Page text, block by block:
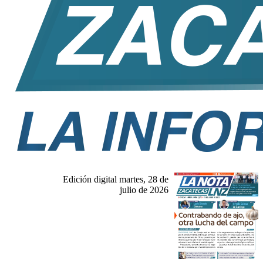
Edición digital martes, 28 de
julio de 2026